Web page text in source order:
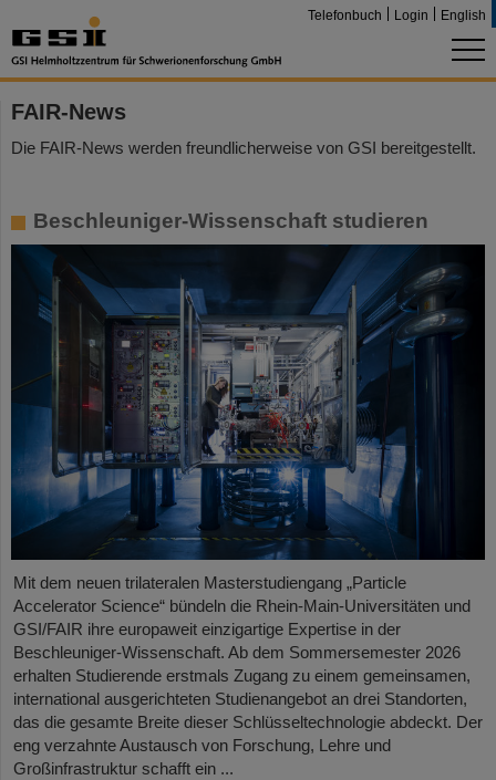
Telefonbuch Login English
FAIR-News
Die FAIR-News werden freundlicherweise von GSI bereitgestellt.
Beschleuniger-Wissenschaft studieren
Mit dem neuen trilateralen Masterstudiengang „Particle
Accelerator Science“ bündeln die Rhein-Main-Universitäten und
GSI/FAIR ihre europaweit einzigartige Expertise in der
Beschleuniger-Wissenschaft. Ab dem Sommersemester 2026
erhalten Studierende erstmals Zugang zu einem gemeinsamen,
international ausgerichteten Studienangebot an drei Standorten,
das die gesamte Breite dieser Schlüsseltechnologie abdeckt. Der
eng verzahnte Austausch von Forschung, Lehre und
Großinfrastruktur schafft ein ...